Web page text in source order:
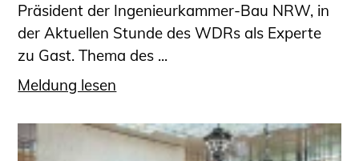
Präsident der Ingenieurkammer-Bau NRW, in
der Aktuellen Stunde des WDRs als Experte
zu Gast. Thema des ...
Meldung lesen